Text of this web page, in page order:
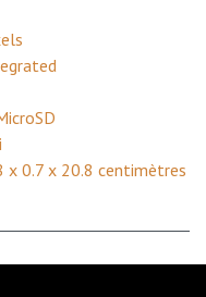
x 0.7 x 20.8 centimètres